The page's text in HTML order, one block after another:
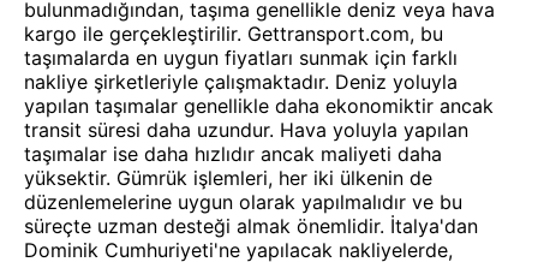
bulunmadığından, taşıma genellikle deniz veya hava
kargo ile gerçekleştirilir. Gettransport.com, bu
taşımalarda en uygun fiyatları sunmak için farklı
nakliye şirketleriyle çalışmaktadır. Deniz yoluyla
yapılan taşımalar genellikle daha ekonomiktir ancak
transit süresi daha uzundur. Hava yoluyla yapılan
taşımalar ise daha hızlıdır ancak maliyeti daha
yüksektir. Gümrük işlemleri, her iki ülkenin de
düzenlemelerine uygun olarak yapılmalıdır ve bu
süreçte uzman desteği almak önemlidir. İtalya'dan
Dominik Cumhuriyeti'ne yapılacak nakliyelerde,